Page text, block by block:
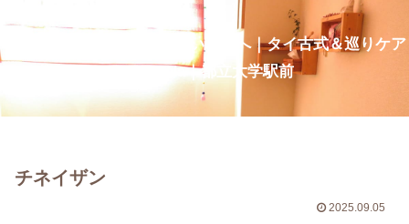
疲れ・だるさを整え、深い呼吸へ｜タイ古式＆巡りケア
CurcumaNa｜都立大学駅前
チネイザン
2025.09.05